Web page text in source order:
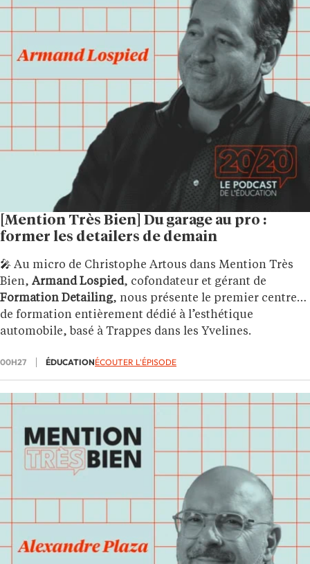
[Mention Très Bien] Du garage au pro :
former les detailers de demain
🎤 Au micro de Christophe Artous dans Mention Très
Bien, Armand Lospied, cofondateur et gérant de
Formation Detailing, nous présente le premier centre
de formation entièrement dédié à l’esthétique
automobile, basé à Trappes dans les Yvelines.
00H27 ÉDUCATIONÉCOUTER L'ÉPISODE